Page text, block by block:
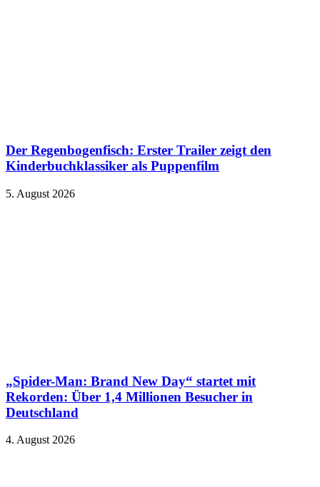
Der Regenbogenfisch: Erster Trailer zeigt den
Kinderbuchklassiker als Puppenfilm
5. August 2026
„Spider-Man: Brand New Day“ startet mit
Rekorden: Über 1,4 Millionen Besucher in
Deutschland
4. August 2026